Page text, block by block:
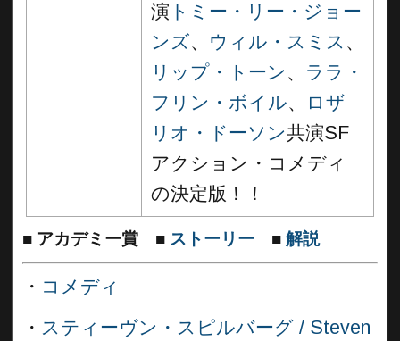
演 トミー・リー・ジョー
ンズ、 ウィル・スミス 、
リップ・トーン 、 ララ・
フリン・ボイル、
ロザ
リオ・ドーソン共演SF
アクション・コメディ
の決定版！！
■ アカデミー賞 ■ ストーリー ■ 解説
・ コメディ
・ スティーヴン・スピルバーグ / Steven